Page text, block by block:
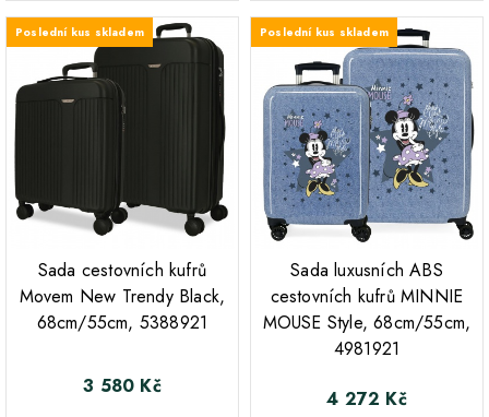
Poslední kus skladem
Sada cestovních kufrů
Movem New Trendy Black,
68cm/55cm, 5388921
Cena
3 580 Kč
Poslední kus skladem
Sada luxusních ABS
cestovních kufrů MINNIE
MOUSE Style, 68cm/55cm,
4981921
Cena
4 272 Kč